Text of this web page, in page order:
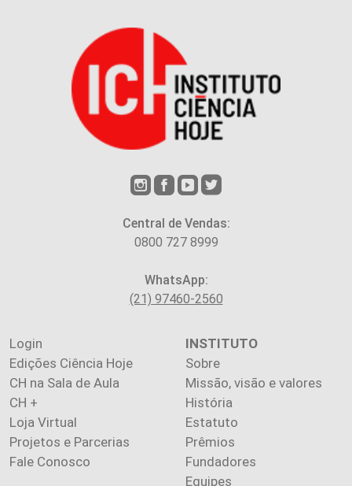
Central de Vendas:
0800 727 8999
WhatsApp:
(21) 97460-2560
Login
Edições Ciência Hoje
CH na Sala de Aula
CH +
Loja Virtual
Projetos e Parcerias
Fale Conosco
INSTITUTO
Sobre
Missão, visão e valores
História
Estatuto
Prêmios
Fundadores
Equipes